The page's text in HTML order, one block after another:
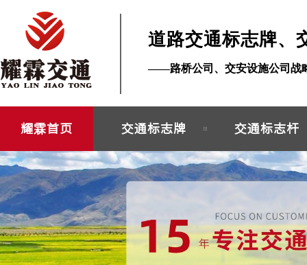
道路交通标志牌、
——路桥公司、交安设施公司战
耀霖首页 交通标志牌 交通标志杆